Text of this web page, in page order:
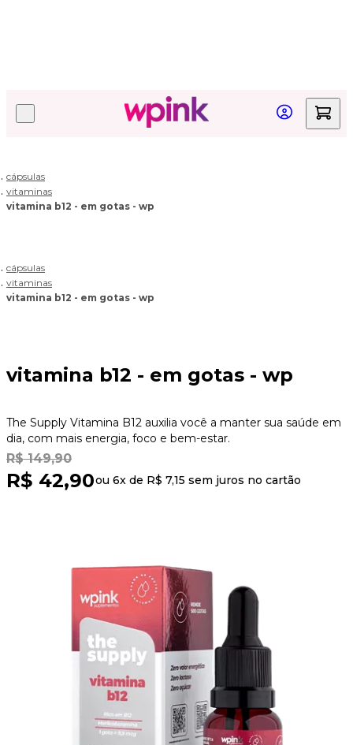
cápsulas
vitaminas
vitamina b12 - em gotas - wp
cápsulas
vitaminas
vitamina b12 - em gotas - wp
vitamina b12 - em gotas - wp
The Supply Vitamina B12 auxilia você a manter sua saúde em
dia, com mais energia, foco e bem-estar.
R$ 149,90
R$ 42,90ou 6x de R$ 7,15 sem juros no cartão